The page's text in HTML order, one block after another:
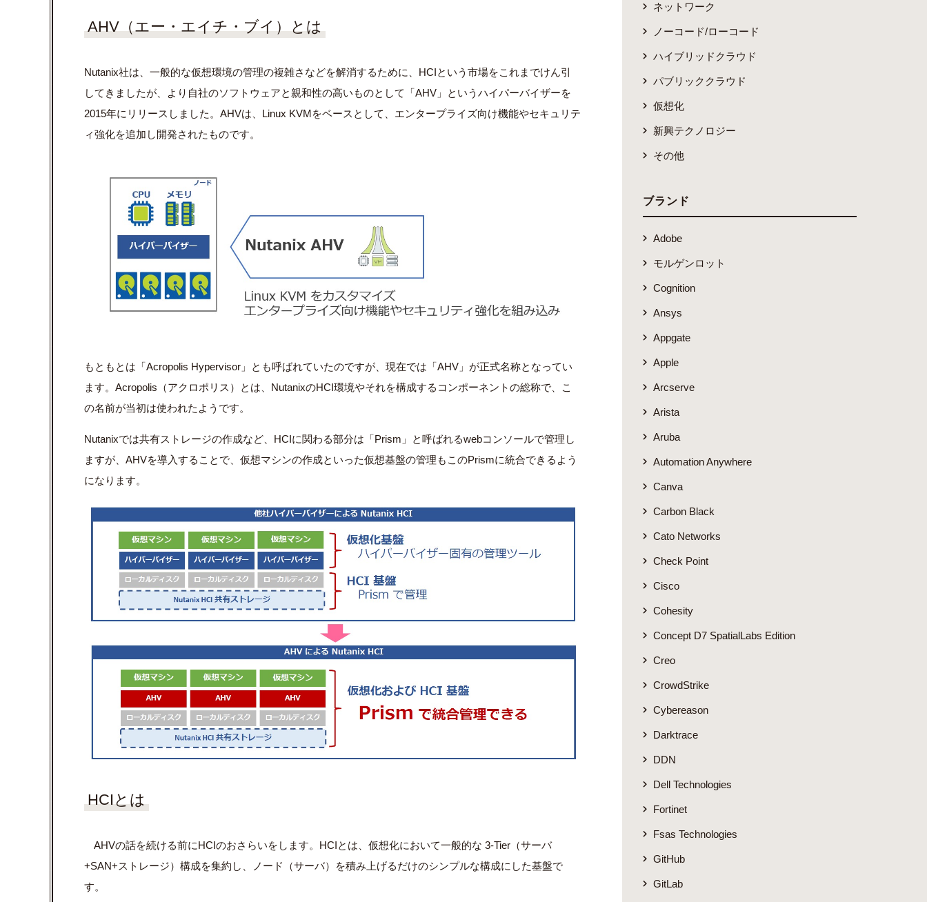
AHV（エー・エイチ・ブイ）とは
Nutanix社は、一般的な仮想環境の管理の複雑さなどを解消するために、HCIという市場をこれまでけん引
してきましたが、より自社のソフトウェアと親和性の高いものとして「AHV」というハイパーバイザーを
2015年にリリースしました。AHVは、Linux KVMをベースとして、エンタープライズ向け機能やセキュリテ
ィ強化を追加し開発されたものです。
もともとは「Acropolis Hypervisor」とも呼ばれていたのですが、現在では「AHV」が正式名称となってい
ます。Acropolis（アクロポリス）とは、NutanixのHCI環境やそれを構成するコンポーネントの総称で、こ
の名前が当初は使われたようです。
Nutanixでは共有ストレージの作成など、HCIに関わる部分は「Prism」と呼ばれるwebコンソールで管理し
ますが、AHVを導入することで、仮想マシンの作成といった仮想基盤の管理もこのPrismに統合できるよう
になります。
HCIとは
AHVの話を続ける前にHCIのおさらいをします。HCIとは、仮想化において一般的な 3-Tier（サーバ
+SAN+ストレージ）構成を集約し、ノード（サーバ）を積み上げるだけのシンプルな構成にした基盤で
す。
ネットワーク
ノーコード/ローコード
ハイブリッドクラウド
パブリッククラウド
仮想化
新興テクノロジー
その他
ブランド
Adobe
モルゲンロット
Cognition
Ansys
Appgate
Apple
Arcserve
Arista
Aruba
Automation Anywhere
Canva
Carbon Black
Cato Networks
Check Point
Cisco
Cohesity
Concept D7 SpatialLabs Edition
Creo
CrowdStrike
Cybereason
Darktrace
DDN
Dell Technologies
Fortinet
Fsas Technologies
GitHub
GitLab